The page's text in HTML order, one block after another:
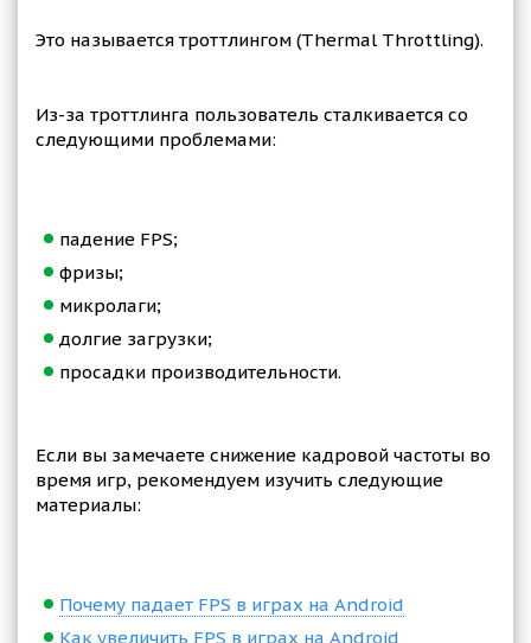
Это называется троттлингом (Thermal Throttling).
Из-за троттлинга пользователь сталкивается со
следующими проблемами:
падение FPS;
фризы;
микролаги;
долгие загрузки;
просадки производительности.
Если вы замечаете снижение кадровой частоты во
время игр, рекомендуем изучить следующие
материалы:
Почему падает FPS в играх на Android
Как увеличить FPS в играх на Android